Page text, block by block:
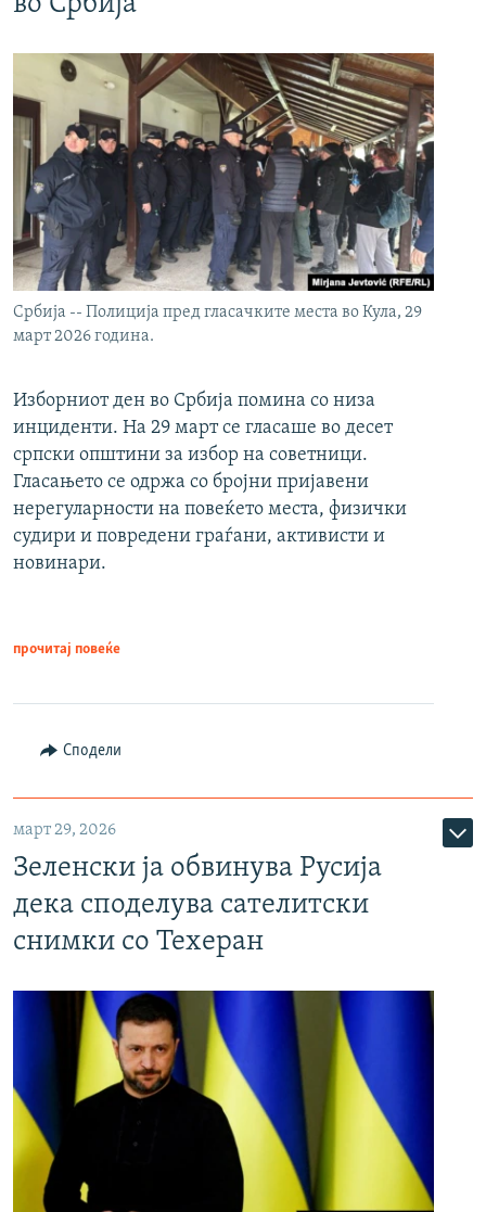
Србија -- Полиција пред гласачките места во Кула, 29
март 2026 година.
Изборниот ден во Србија помина со низа
инциденти. На 29 март се гласаше во десет
српски општини за избор на советници.
Гласањето се одржа со бројни пријавени
нерегуларности на повеќето места, физички
судири и повредени граѓани, активисти и
новинари.
прочитај повеќе
Сподели
март 29, 2026
Зеленски ја обвинува Русија
дека споделува сателитски
снимки со Техеран